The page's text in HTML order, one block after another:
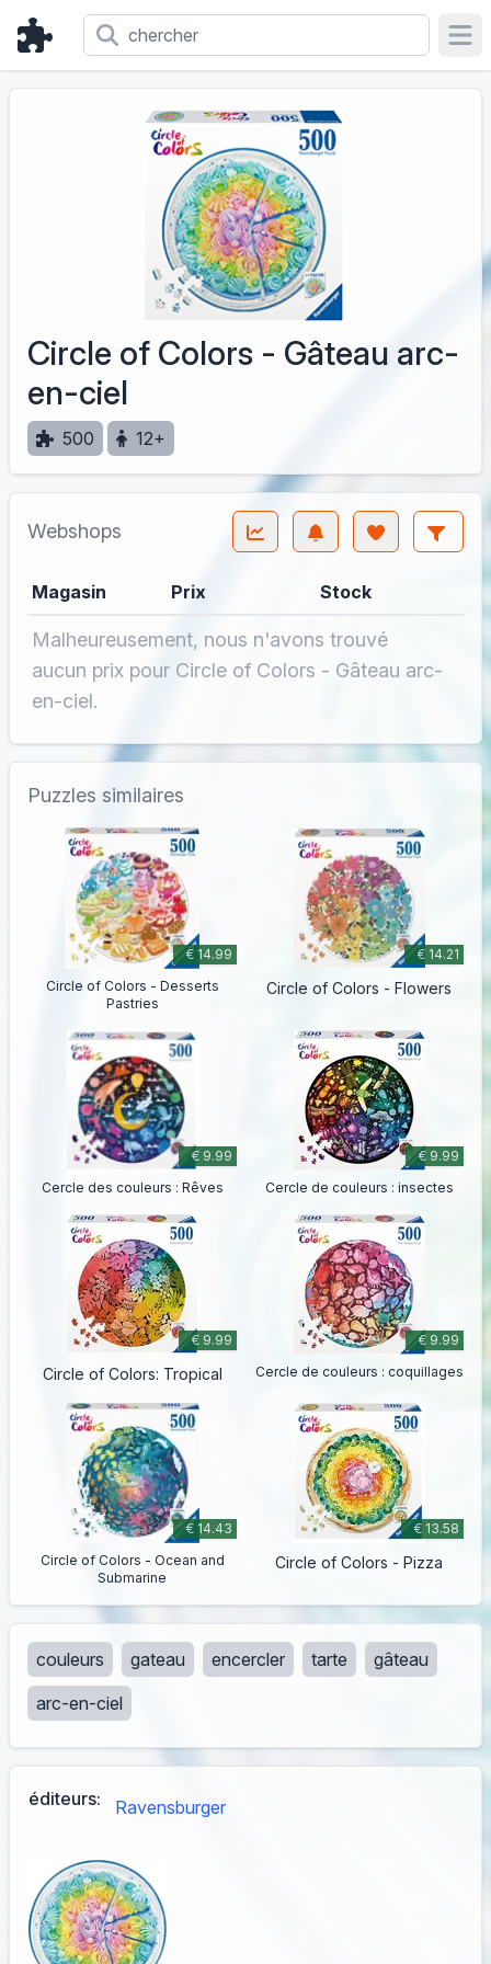
Circle of Colors - Gâteau arc-
en-ciel
500 12+
éditeurs: Ravensburger
Webshops
Magasin Prix Stock
Malheureusement, nous n'avons trouvé
aucun prix pour Circle of Colors - Gâteau arc-
en-ciel.
Puzzles similaires
€ 14.99
Circle of Colors - Desserts
Pastries
€ 14.21
Circle of Colors - Flowers
€ 9.99
Cercle des couleurs : Rêves
€ 9.99
Cercle de couleurs : insectes
€ 9.99
Circle of Colors: Tropical
€ 9.99
Cercle de couleurs : coquillages
€ 14.43
Circle of Colors - Ocean and
Submarine
€ 13.58
Circle of Colors - Pizza
couleurs gateau encercler tarte
gâteau
arc-en-ciel